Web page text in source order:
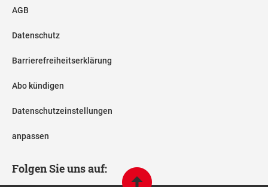
AGB
Datenschutz
Barrierefreiheitserklärung
Abo kündigen
Datenschutzeinstellungen
anpassen
Folgen Sie uns auf: